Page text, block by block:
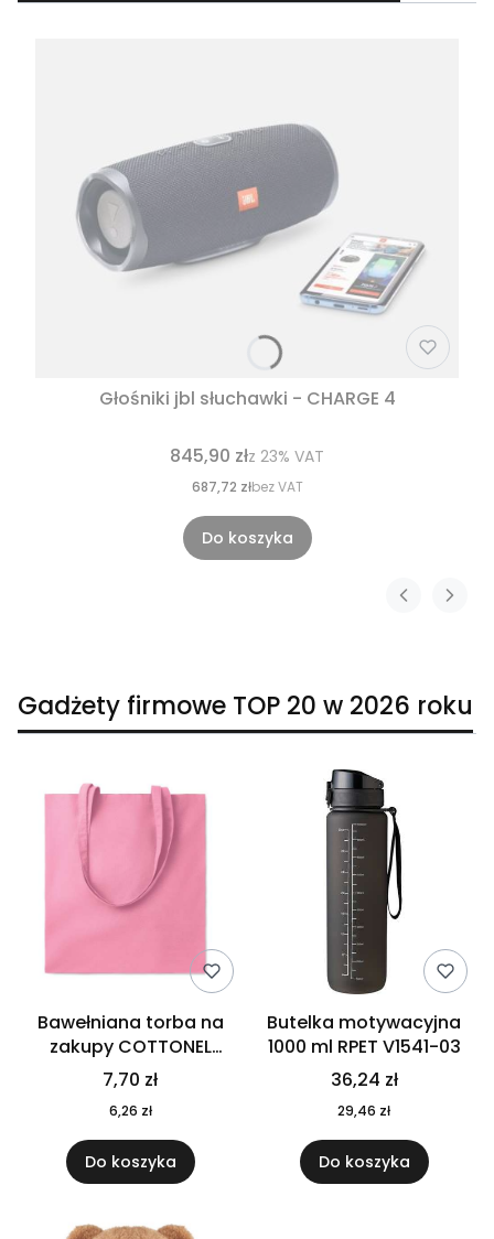
Głośniki jbl słuchawki - CHARGE 4
845,90 złz 23% VAT
687,72 złbez VAT
Do koszyka
Gadżety firmowe TOP 20 w 2026 roku
Bawełniana torba na
zakupy COTTONEL
COLOUR++ MO9846-11
7,70 zł
6,26 zł
Do koszyka
Butelka motywacyjna
1000 ml RPET V1541-03
36,24 zł
29,46 zł
Do koszyka